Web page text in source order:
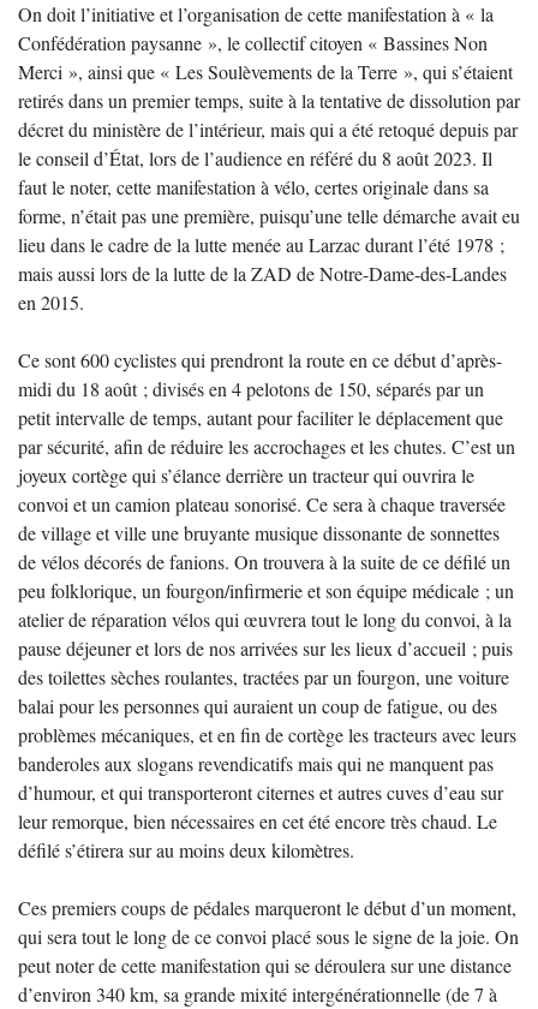
On doit l’initiative et l’organisation de cette manifestation à « la
Confédération paysanne », le collectif citoyen « Bassines Non
Merci », ainsi que « Les Soulèvements de la Terre », qui s’étaient
retirés dans un premier temps, suite à la tentative de dissolution par
décret du ministère de l’intérieur, mais qui a été retoqué depuis par
le conseil d’État, lors de l’audience en référé du 8 août 2023. Il
faut le noter, cette manifestation à vélo, certes originale dans sa
forme, n’était pas une première, puisqu’une telle démarche avait eu
lieu dans le cadre de la lutte menée au Larzac durant l’été 1978 ;
mais aussi lors de la lutte de la ZAD de Notre-Dame-des-Landes
en 2015.
Ce sont 600 cyclistes qui prendront la route en ce début d’après-
midi du 18 août ; divisés en 4 pelotons de 150, séparés par un
petit intervalle de temps, autant pour faciliter le déplacement que
par sécurité, afin de réduire les accrochages et les chutes. C’est un
joyeux cortège qui s’élance derrière un tracteur qui ouvrira le
convoi et un camion plateau sonorisé. Ce sera à chaque traversée
de village et ville une bruyante musique dissonante de sonnettes
de vélos décorés de fanions. On trouvera à la suite de ce défilé un
peu folklorique, un fourgon/infirmerie et son équipe médicale ; un
atelier de réparation vélos qui œuvrera tout le long du convoi, à la
pause déjeuner et lors de nos arrivées sur les lieux d’accueil ; puis
des toilettes sèches roulantes, tractées par un fourgon, une voiture
balai pour les personnes qui auraient un coup de fatigue, ou des
problèmes mécaniques, et en fin de cortège les tracteurs avec leurs
banderoles aux slogans revendicatifs mais qui ne manquent pas
d’humour, et qui transporteront citernes et autres cuves d’eau sur
leur remorque, bien nécessaires en cet été encore très chaud. Le
défilé s’étirera sur au moins deux kilomètres.
Ces premiers coups de pédales marqueront le début d’un moment,
qui sera tout le long de ce convoi placé sous le signe de la joie. On
peut noter de cette manifestation qui se déroulera sur une distance
d’environ 340 km, sa grande mixité intergénérationnelle (de 7 à